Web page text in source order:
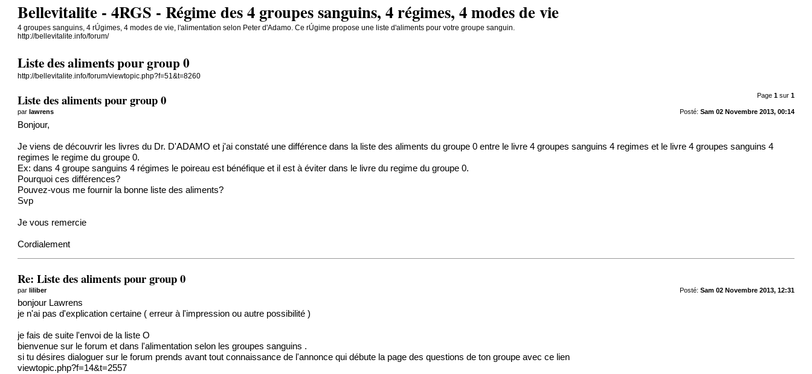
Bellevitalite - 4RGS - Régime des 4 groupes sanguins, 4 régimes, 4 modes de vie
4 groupes sanguins, 4 rÚgimes, 4 modes de vie, l'alimentation selon Peter d'Adamo. Ce rÚgime propose une liste d'aliments pour votre groupe sanguin.
http://bellevitalite.info/forum/
Liste des aliments pour group 0
http://bellevitalite.info/forum/viewtopic.php?f=51&t=8260
Page 1sur 1
Liste des aliments pour group 0
Posté: Sam 02 Novembre 2013, 00:14
parlawrens
Bonjour,
Je viens de découvrir les livres du Dr. D'ADAMO et j'ai constaté une différence dans la liste des aliments du groupe 0 entre le livre 4 groupes sanguins 4 regimes et le livre 4 groupes sanguins 4
regimes le regime du groupe 0.
Ex: dans 4 groupe sanguins 4 régimes le poireau est bénéfique et il est à éviter dans le livre du regime du groupe 0.
Pourquoi ces différences?
Pouvez-vous me fournir la bonne liste des aliments?
Svp
Je vous remercie
Cordialement
Re: Liste des aliments pour group 0
Posté: Sam 02 Novembre 2013, 12:31
parliliber
bonjour Lawrens
je n'ai pas d'explication certaine ( erreur à l'impression ou autre possibilité )
je fais de suite l'envoi de la liste O
bienvenue sur le forum et dans l'alimentation selon les groupes sanguins .
si tu désires dialoguer sur le forum prends avant tout connaissance de l'annonce qui débute la page des questions de ton groupe avec ce lien
viewtopic.php?f=14&t=2557